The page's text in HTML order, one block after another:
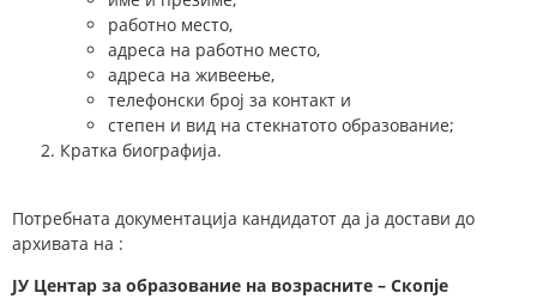
работно место,
адреса на работно место,
адреса на живеење,
телефонски број за контакт и
степен и вид на стекнатото образование;
Кратка биографија.
Потребната документација кандидатот да ја достави до
архивата на :
ЈУ Центар за образование на возрасните – Скопје